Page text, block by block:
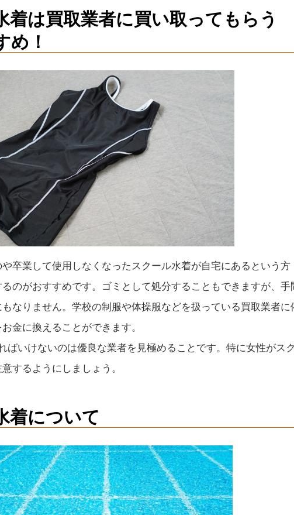
着は買取業者に買い取ってもらう
め！
卒業して使用しなくなったスクール水着が自宅にあるという方
のがおすすめです。ゴミとして処分することもできますが、手
なりません。学校の制服や体操服などを扱っている買取業者に
金に換えることができます。
ばいけないのは優良な業者を見極めることです。特に女性がスク
するようにしましょう。
着について